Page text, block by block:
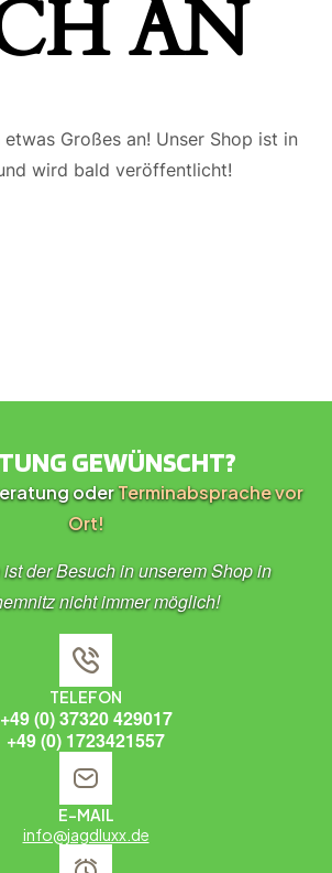
AN
Großes an! Unser Shop ist in
wird bald veröffentlicht!
GEWÜNSCHT?
oderTerminabsprache vor
Ort!
der Besuch in unserem Shop in
nicht immer möglich!
TELEFON
+49 (0) 37320 429017
+49 (0) 1723421557
E-MAIL
info@jagdluxx.de